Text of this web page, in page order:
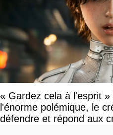
« Gardez cela à l'esprit
l'énorme polémique, le
défendre et répond aux